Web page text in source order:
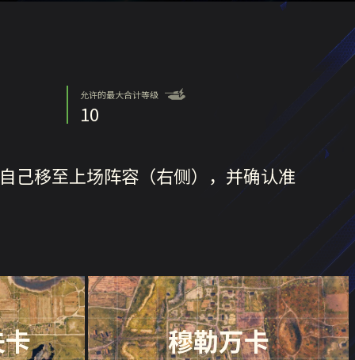
允许的最大合计等级
10
己移至上场阵容（右侧），并确认准
穆勒万卡